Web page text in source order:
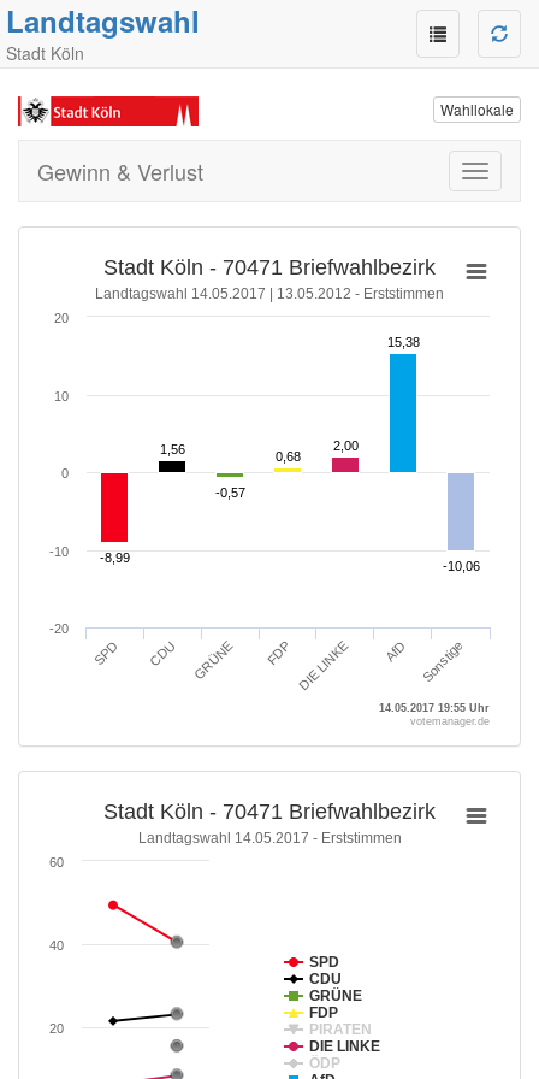
Landtagswahl
Stadt Köln
Wahllokale
Toggle
Gewinn & Verlust
14.05.2017 19:55 Uhr
Stadt Köln - 70471 Briefwahlbezirk
Landtagswahl 14.05.2017 | 13.05.2012 - Erststimmen
-8,99
-8,99
1,56
1,56
-0,57
-0,57
0,68
0,68
2,00
2,00
15,38
15,38
-10,06
-10,06
SPD CDU GRÜNE FDP DIE LINKE AfD Sonstige
-10
0
10
20
-20
votemanager.de
Stadt Köln - 70471 Briefwahlbezirk
Landtagswahl 14.05.2017 - Erststimmen
SPD
CDU
GRÜNE
FDP
PIRATEN
DIE LINKE
ÖDP
20
40
60